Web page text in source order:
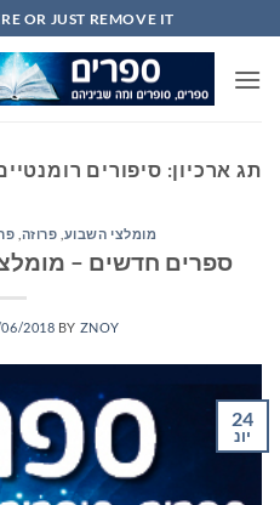
to
content
OR JUST REMOVE IT...
תג ארכיון: סיפורים
מומלצי השבוע פרוזה
ספרים חדשים – מומלצי
2018 BY ZNOY
24
יונ